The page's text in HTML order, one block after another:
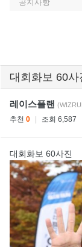
공지사항
대회화보 60사
레이스플랜
추천 0 | 조회 6,587
대회화보 60사진